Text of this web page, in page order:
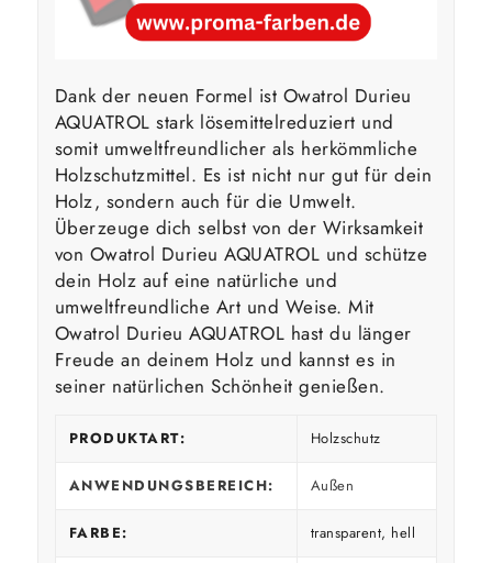
Dank der neuen Formel ist Owatrol Durieu
AQUATROL stark lösemittelreduziert und
somit umweltfreundlicher als herkömmliche
Holzschutzmittel. Es ist nicht nur gut für dein
Holz, sondern auch für die Umwelt.
Überzeuge dich selbst von der Wirksamkeit
von Owatrol Durieu AQUATROL und schütze
dein Holz auf eine natürliche und
umweltfreundliche Art und Weise. Mit
Owatrol Durieu AQUATROL hast du länger
Freude an deinem Holz und kannst es in
seiner natürlichen Schönheit genießen.
PRODUKTART: Holzschutz
ANWENDUNGSBEREICH: Außen
FARBE: transparent, hell